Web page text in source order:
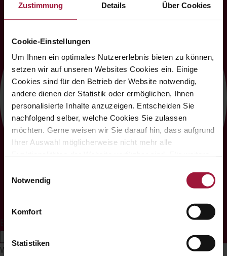
Zustimmung Details Über Cookies
Cookie-Einstellungen
Um Ihnen ein optimales Nutzererlebnis bieten zu können,
setzen wir auf unseren Websites Cookies ein. Einige
Cookies sind für den Betrieb der Website notwendig,
andere dienen der Statistik oder ermöglichen, Ihnen
personalisierte Inhalte anzuzeigen. Entscheiden Sie
nachfolgend selber, welche Cookies Sie zulassen
möchten. Gerne weisen wir Sie darauf hin, dass aufgrund
Ihrer Auswahl möglicherweise nicht mehr alle
Datenschutzerklärung und Cookie Policy.
Notwendig
Komfort
Statistiken
Wählen Sie Ihr Barrierefreiheitsprofil